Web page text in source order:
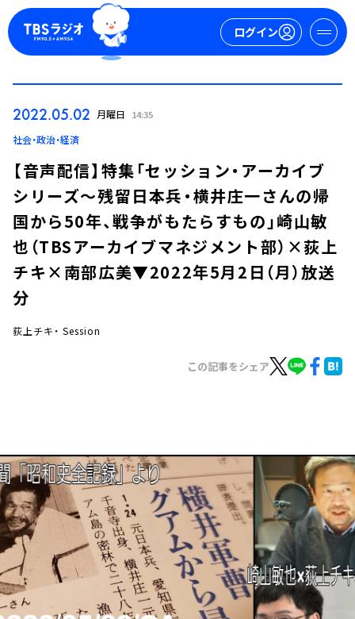
ログイン
トピックス
2022.05.02 月曜日 14:35
社会・政治・経済
【音声配信】特集「セッション・アーカイブ
シリーズ～残留日本兵・横井庄一さんの帰
国から50年、戦争がもたらすもの」崎山敏
也（TBSアーカイブマネジメント部）×荻上
チキ×南部広美▼2022年5月2日（月）放送
分
荻上チキ・ Session
この記事をシェア